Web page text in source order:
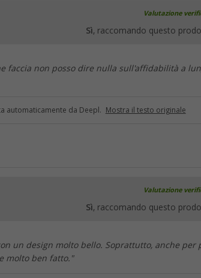
Valutazione
Sì, raccomando questo
faccia non posso dire nulla sull'affidabilità a
automaticamente da Deepl. Mostra il testo originale
Valutazione
Sì, raccomando questo
un design molto bello. Soprattutto, anche per
molto ben fatto."